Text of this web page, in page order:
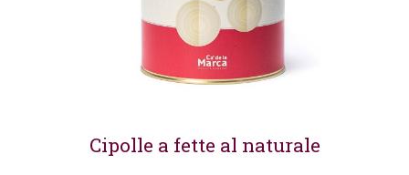
Cipolle a fette al naturale